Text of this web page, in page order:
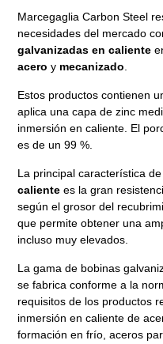
Marcegaglia Carbon Steel
necesidades del mercado
galvanizadas en caliente
acero y mecanizado
Estos productos contienen
aplica una capa de zinc
inmersión en caliente. El
es de un 99 %.
La principal característica
caliente es la gran
según el grosor del
que permite obtener una
incluso muy elevados.
La gama de bobinas
se fabrica conforme a la
requisitos de los productos
inmersión en caliente de
formación en frío, aceros